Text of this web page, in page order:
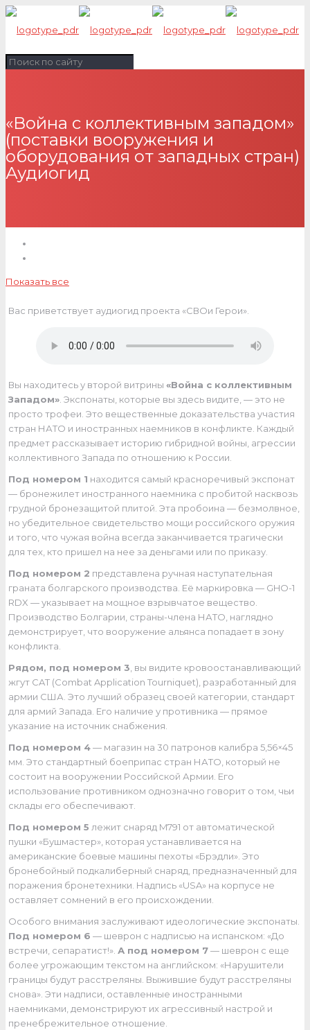
«Война с коллективным западом»
(поставки вооружения и
оборудования от западных стран)
Аудиогид
Показать все
Вас приветствует аудиогид проекта «СВОи Герои».
Вы находитесь у второй витрины«Война с коллективным
Западом» . Экспонаты, которые вы здесь видите, — это не
просто трофеи. Это вещественные доказательства участия
стран НАТО и иностранных наемников в конфликте. Каждый
предмет рассказывает историю гибридной войны, агрессии
коллективного Запада по отношению к России.
Под номером 1 находится самый красноречивый экспонат
— бронежилет иностранного наемника с пробитой насквозь
грудной бронезащитой плитой. Эта пробоина — безмолвное,
но убедительное свидетельство мощи российского оружия
и того, что чужая война всегда заканчивается трагически
для тех, кто пришел на нее за деньгами или по приказу.
Под номером 2 представлена ручная наступательная
граната болгарского производства. Её маркировка — GHO-1
RDX — указывает на мощное взрывчатое вещество.
Производство Болгарии, страны-члена НАТО, наглядно
демонстрирует, что вооружение альянса попадает в зону
конфликта.
Рядом, под номером 3 , вы видите кровоостанавливающий
жгут CAT (Combat Application Tourniquet), разработанный для
армии США. Это лучший образец своей категории, стандарт
для армий Запада. Его наличие у противника — прямое
указание на источник снабжения.
Под номером 4— магазин на 30 патронов калибра 5,56×45
мм. Это стандартный боеприпас стран НАТО, который не
состоит на вооружении Российской Армии. Его
использование противником однозначно говорит о том, чьи
склады его обеспечивают.
Под номером 5 лежит снаряд M791 от автоматической
пушки «Бушмастер», которая устанавливается на
американские боевые машины пехоты «Брэдли». Это
бронебойный подкалиберный снаряд, предназначенный для
поражения бронетехники. Надпись «USA» на корпусе не
оставляет сомнений в его происхождении.
Особого внимания заслуживают идеологические экспонаты.
Под номером 6 — шеврон с надписью на испанском: «До
встречи, сепаратист!». А под номером 7— шеврон с еще
более угрожающим текстом на английском: «Нарушители
границы будут расстреляны. Выжившие будут расстреляны
снова». Эти надписи, оставленные иностранными
наемниками, демонстрируют их агрессивный настрой и
пренебрежительное отношение.